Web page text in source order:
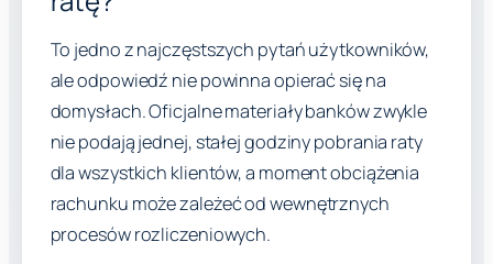
To jedno z najczęstszych pytań użytkowników,
ale odpowiedź nie powinna opierać się na
domysłach. Oficjalne materiały banków zwykle
nie podają jednej, stałej godziny pobrania raty
dla wszystkich klientów, a moment obciążenia
rachunku może zależeć od wewnętrznych
procesów rozliczeniowych.